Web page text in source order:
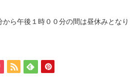
後１時００分の間は昼休みとなり